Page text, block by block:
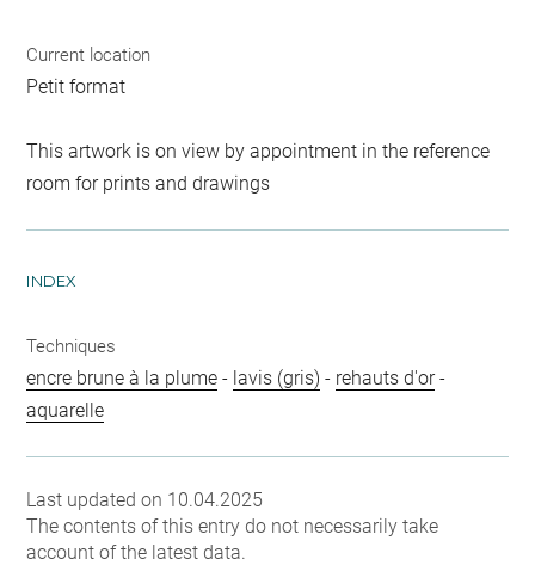
Current location
Petit format
This artwork is on view by appointment in the reference
room for prints and drawings
INDEX
Techniques
encre brune à la plume - lavis (gris) - rehauts d'or-
aquarelle
Last updated on 10.04.2025
The contents of this entry do not necessarily take
account of the latest data.